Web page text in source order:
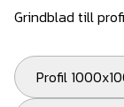
Grindblad till
Profil